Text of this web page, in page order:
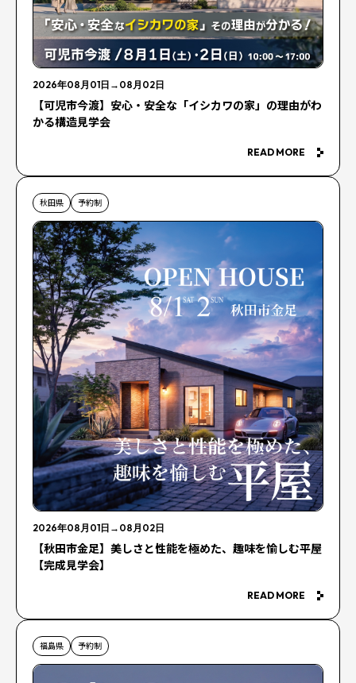
2026年08月01日 → 08月02日
【可児市今渡】安心・安全な「イシカワの家」の理由がわ
かる構造見学会
READ MORE
秋田県 予約制
2026年08月01日 → 08月02日
【秋田市金足】美しさと性能を極めた、趣味を愉しむ平屋
【完成見学会】
READ MORE
福島県 予約制